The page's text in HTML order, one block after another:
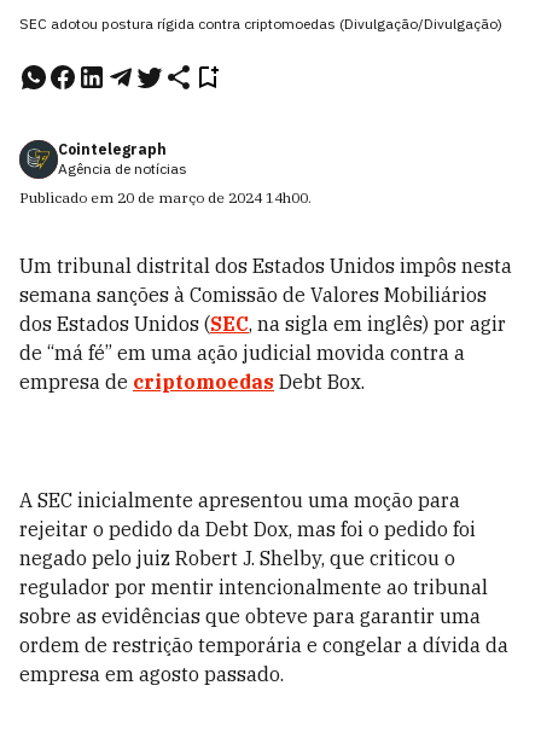
SEC adotou postura rígida contra criptomoedas (Divulgação/Divulgação)
Cointelegraph
Agência de notícias
Publicado em 20 de março de 2024 14h00.
Um tribunal distrital dos Estados Unidos impôs nesta
semana sanções à Comissão de Valores Mobiliários
dos Estados Unidos (SEC, na sigla em inglês) por agir
de “má fé” em uma ação judicial movida contra a
empresa de criptomoedas Debt Box.
A SEC inicialmente apresentou uma moção para
rejeitar o pedido da Debt Dox, mas foi o pedido foi
negado pelo juiz Robert J. Shelby, que criticou o
regulador por mentir intencionalmente ao tribunal
sobre as evidências que obteve para garantir uma
ordem de restrição temporária e congelar a dívida da
empresa em agosto passado.